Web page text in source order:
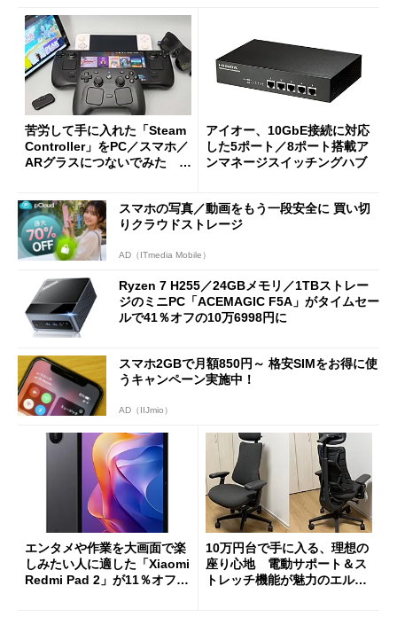
苦労して手に入れた「Steam
Controller」をPC／スマホ／
ARグラスにつないでみた ゲ
アイオー、10GbE接続に対応
した5ポート／8ポート搭載ア
ンマネージスイッチングハブ
スマホの写真／動画をもう一段安全に 買い切
りクラウドストレージ
AD（ITmedia Mobile）
Ryzen 7 H255／24GBメモリ／1TBストレー
ジのミニPC「ACEMAGIC F5A」がタイムセー
ルで41％オフの10万6998円に
スマホ2GBで月額850円～ 格安SIMをお得に使
うキャンペーン実施中！
AD（IIJmio）
エンタメや作業を大画面で楽
しみたい人に適した「Xiaomi
Redmi Pad 2」が11％オフの
10万円台で手に入る、理想の
座り心地 電動サポート＆ス
トレッチ機能が魅力のエルゴ